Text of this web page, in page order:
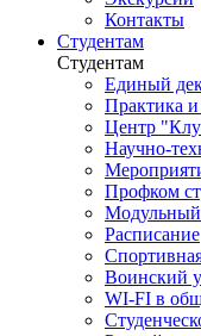
Контакты
Студентам
Студентам
Единый
Практика и
Центр
Научно-
Профком
Расписание
Воинский
WI-FI в